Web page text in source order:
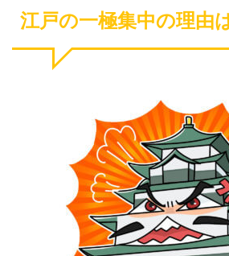
江戸の一極集中の理由